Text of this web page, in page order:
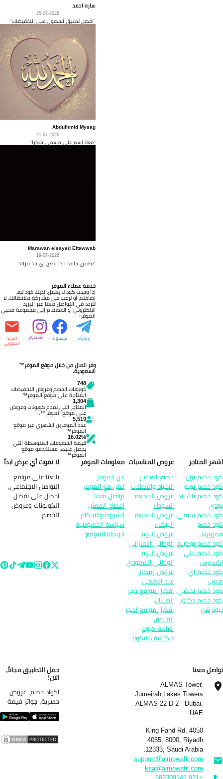
ساره احمد
25-07-2026
"افضل تطبيق للحصول على التخفيضات"
Abdulhmid Mysag
21-07-2026
"فعلا إسم على مسمى شكرا"
Marawan elsayed Eltawwab
19-07-2026
"تطبيق جامد جدا انصح اي حد ينزله"
خدمة عملاء الموفر
إذا وجدت كود لا يعمل، لديك كود تود
إضافته، أو ترغب في مشاركة ملاحظاتك، لا
تتردد في التواصل معنا عبر البريد
الإلكتروني أو الانضمام إلى مجموعة محبي
الموفر!
تيليغرام فيسبوك انستجرام البريد
الكتروني
وفر المال من خلال موقع الموفر™
السعودية.
748
كوبونات الخصم وعروض التخفيضات
المتاحة على موقع الموفر™.
1,304
المتاجر التي تقدم كوبونات وعروض
على موقع الموفر™.
5,519
عدد الموفرين الشهري عبر موقع
الموفر™.
16.02%
قيمة الخصومات المتوسطة التي
يحصل عليها مستخدمو موقع
الموفر™.
المتاجر
خصم نون
خصم تويو
خصم باث اند
خصم سيفي
خصم
خصم بوكينج
خصم علي
خصم اي
خصم نمشي
خصم دكتور
عروض المناسبات
جميع المتاجر
الاعياد والعطلات
عروض الجمعة
السوداء
عروض الجمعة
البيضاء
عروض اليوم
الوطني الاماراتي
عروض اليوم
الوطني السعودي
عروض رمضان
عيد الاضحى
افضل مواقع حجز
الطيران
افضل مواقع لحجز
الفنادق
اضافة كروم
مكتشف الاكواد
معلومات الموفر
عن الموفر
اعلن مع الموفر
تواصل معنا
افصاح المعلن
الشروط والاحكام
سياسة الخصوصية
خريطة الموقع
لا تفوت أي عرض ابداً
تابعنا على مواقع
التواصل الاجتماعي,
احصل على افضل
الكوبونات وعروض
الخصم
معنا
ALMAS Tower,
Jumeirah Lakes Towers
ALMAS-22-D-2 - Dubai,
UAE.
4050 King Fahd Rd,
4055, 8000, Riyadh
12333, Saudi Arabia.
support@almowafir.com
ksa@almowafir.com
حمل التطبيق مجاناً,
الان!
اكواد خصم, عروض
حصرية, جوائز قيمة